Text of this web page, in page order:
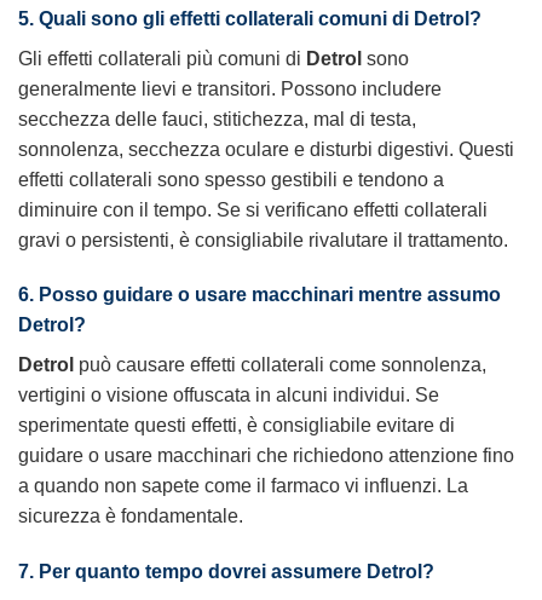
5. Quali sono gli effetti collaterali comuni di Detrol?
Gli effetti collaterali più comuni di Detrol sono
generalmente lievi e transitori. Possono includere
secchezza delle fauci, stitichezza, mal di testa,
sonnolenza, secchezza oculare e disturbi digestivi. Questi
effetti collaterali sono spesso gestibili e tendono a
diminuire con il tempo. Se si verificano effetti collaterali
gravi o persistenti, è consigliabile rivalutare il trattamento.
6. Posso guidare o usare macchinari mentre assumo
Detrol?
Detrol può causare effetti collaterali come sonnolenza,
vertigini o visione offuscata in alcuni individui. Se
sperimentate questi effetti, è consigliabile evitare di
guidare o usare macchinari che richiedono attenzione fino
a quando non sapete come il farmaco vi influenzi. La
sicurezza è fondamentale.
7. Per quanto tempo dovrei assumere Detrol?